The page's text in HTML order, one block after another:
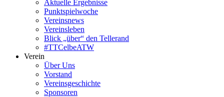
Aktuelle Ergebnisse
Punktspielwoche
Vereinsnews
Vereinsleben
Blick „über“ den Tellerand
#TTCelbeATW
Verein
Über Uns
Vorstand
Vereinsgeschichte
Sponsoren